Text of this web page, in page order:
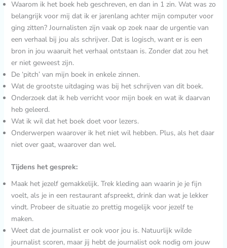
Waarom ik het boek heb geschreven, en dan in 1 zin. Wat was zo
belangrijk voor mij dat ik er jarenlang achter mijn computer voor
ging zitten? Journalisten zijn vaak op zoek naar de urgentie van
een verhaal bij jou als schrijver. Dat is logisch, want er is een
bron in jou waaruit het verhaal ontstaan is. Zonder dat zou het
er niet geweest zijn.
De ‘pitch’ van mijn boek in enkele zinnen.
Wat de grootste uitdaging was bij het schrijven van dit boek.
Onderzoek dat ik heb verricht voor mijn boek en wat ik daarvan
heb geleerd.
Wat ik wil dat het boek doet voor lezers.
Onderwerpen waarover ik het niet wil hebben. Plus, als het daar
niet over gaat, waarover dan wel.
Tijdens het gesprek:
Maak het jezelf gemakkelijk. Trek kleding aan waarin je je fijn
voelt, als je in een restaurant afspreekt, drink dan wat je lekker
vindt. Probeer de situatie zo prettig mogelijk voor jezelf te
maken.
Weet dat de journalist er ook voor jou is. Natuurlijk wilde
journalist scoren, maar jij hebt de journalist ook nodig om jouw